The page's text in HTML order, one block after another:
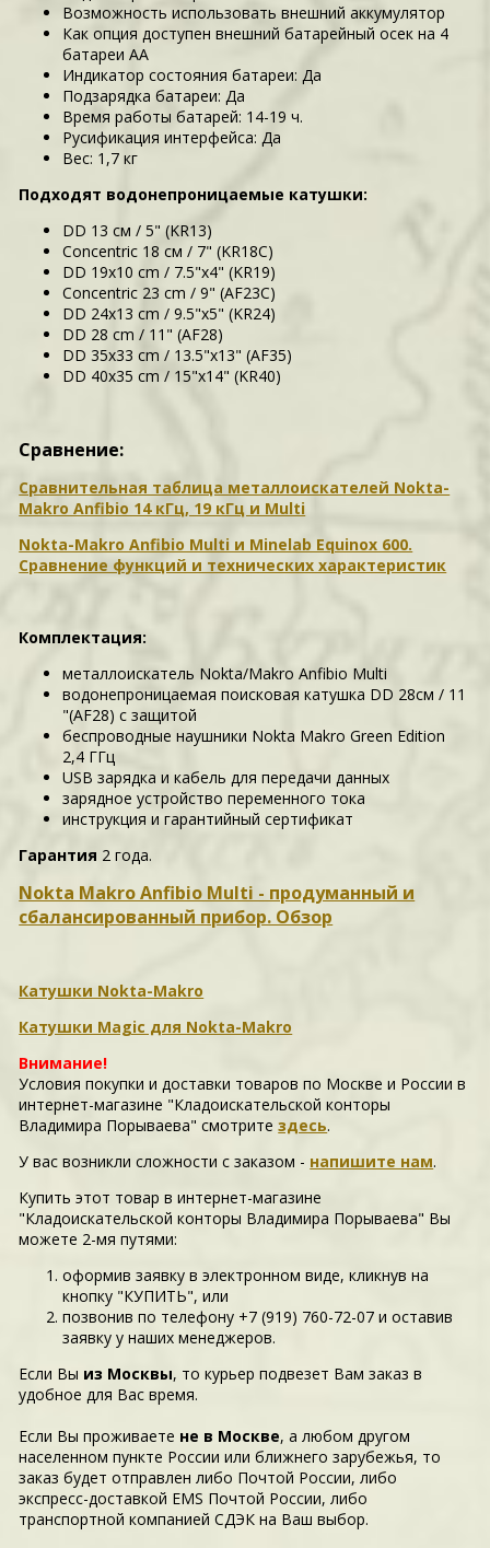
Возможность использовать внешний аккумулятор
Как опция доступен внешний батарейный осек на 4
батареи АА
Индикатор состояния батареи: Да
Подзарядка батареи: Да
Время работы батарей: 14-19 ч.
Русификация интерфейса: Да
Вес: 1,7 кг
Подходят водонепроницаемые катушки:
DD 13 см / 5" (KR13)
Concentric 18 см / 7" (KR18C)
DD 19x10 cm / 7.5"x4" (KR19)
Concentric 23 cm / 9" (AF23C)
DD 24x13 cm / 9.5"x5" (KR24)
DD 28 cm / 11" (AF28)
DD 35x33 cm / 13.5"x13" (AF35)
DD 40x35 cm / 15"x14" (KR40)
Сравнение:
Сравнительная таблица металлоискателей Nokta-
Makro Anfibio 14 кГц, 19 кГц и Multi
Nokta-Makro Anfibio Multi и Minelab Equinox 600.
Сравнение функций и технических характеристик
Комплектация:
металлоискатель Nokta/Makro Anfibio Multi
водонепроницаемая поисковая катушка DD 28см / 11
"(AF28) с защитой
беспроводные наушники Nokta Makro Green Edition
2,4 ГГц
USB зарядка и кабель для передачи данных
зарядное устройство переменного тока
инструкция и гарантийный сертификат
Гарантия 2 года.
Nokta Makro Anfibio Multi - продуманный и
сбалансированный прибор. Обзор
Катушки Nokta-Makro
Катушки Magic для Nokta-Makro
Внимание!
Условия покупки и доставки товаров по Москве и России в
интернет-магазине "Кладоискательской конторы
Владимира Порываева" смотритездесь.
У вас возникли сложности c заказом - напишите нам.
Купить этот товар в интернет-магазине
"Кладоискательской конторы Владимира Порываева" Вы
можете 2-мя путями:
оформив заявку в электронном виде, кликнув на
кнопку "КУПИТЬ", или
позвонив по телефону +7 (919) 760-72-07 и оставив
заявку у наших менеджеров.
Если Вы из Москвы, то курьер подвезет Вам заказ в
удобное для Вас время.
Если Вы проживаете не в Москве, а любом другом
населенном пункте России или ближнего зарубежья, то
заказ будет отправлен либо Почтой России, либо
экспресс-доставкой EMS Почтой России, либо
транспортной компанией СДЭК на Ваш выбор.